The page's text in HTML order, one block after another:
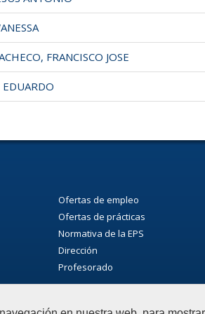
FRANCISCO JOSE
Ofertas de empleo
Ofertas de prácticas
Normativa de la EPS
Dirección
Profesorado